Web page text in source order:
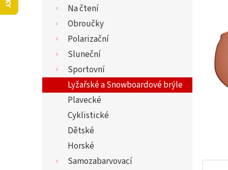
l
Na čtení
Obroučky
Polarizační
Sluneční
Sportovní
Lyžařské a Snowboardové brýle
Plavecké
Cyklistické
Dětské
Horské
Samozabarvovací